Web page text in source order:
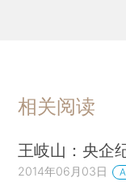
相关阅读
王岐山：央企
2014年06月03日